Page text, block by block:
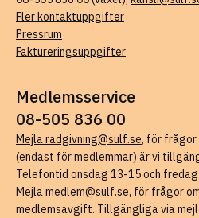
Fler kontaktuppgifter
Pressrum
Faktureringsuppgifter
Medlemsservice
08-505 836 00
Mejla radgivning@sulf.se, för frågor
(endast för medlemmar) är vi
Telefontid onsdag 13-15 och
Mejla medlem@sulf.se, för frågor
medlemsavgift. Tillgängliga via